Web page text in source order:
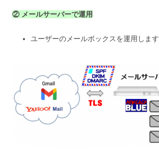
② メールサーバーで運用
ユーザーのメールボックスを運用します